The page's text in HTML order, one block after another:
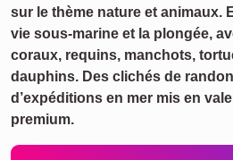
sur le thème nature et animaux.
vie sous-marine et la plongée,
coraux, requins, manchots,
dauphins. Des clichés de
d’expéditions en mer mis en
premium.